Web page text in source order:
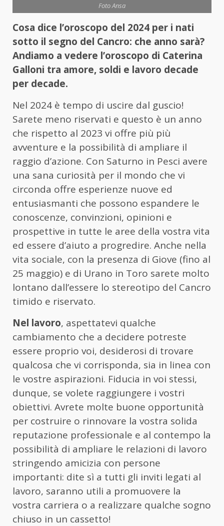
Foto Ansa
Cosa dice l’oroscopo del 2024 per i nati
sotto il segno del Cancro: che anno sarà?
Andiamo a vedere l’oroscopo di Caterina
Galloni tra amore, soldi e lavoro decade
per decade.
Nel 2024 è tempo di uscire dal guscio!
Sarete meno riservati e questo è un anno
che rispetto al 2023 vi offre più più
avventure e la possibilità di ampliare il
raggio d’azione. Con Saturno in Pesci avere
una sana curiosità per il mondo che vi
circonda offre esperienze nuove ed
entusiasmanti che possono espandere le
conoscenze, convinzioni, opinioni e
prospettive in tutte le aree della vostra vita
ed essere d’aiuto a progredire. Anche nella
vita sociale, con la presenza di Giove (fino al
25 maggio) e di Urano in Toro sarete molto
lontano dall’essere lo stereotipo del Cancro
timido e riservato.
Nel lavoro, aspettatevi qualche
cambiamento che a decidere potreste
essere proprio voi, desiderosi di trovare
qualcosa che vi corrisponda, sia in linea con
le vostre aspirazioni. Fiducia in voi stessi,
dunque, se volete raggiungere i vostri
obiettivi. Avrete molte buone opportunità
per costruire o rinnovare la vostra solida
reputazione professionale e al contempo la
possibilità di ampliare le relazioni di lavoro
stringendo amicizia con persone
importanti: dite sì a tutti gli inviti legati al
lavoro, saranno utili a promuovere la
vostra carriera o a realizzare qualche sogno
chiuso in un cassetto!